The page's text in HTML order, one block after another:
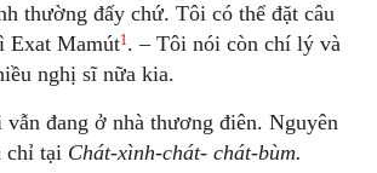
thường đấy chứ. Tôi có thể đặt câu
Exat Mamút1 . – Tôi nói còn chí lý và
nghị sĩ nữa kia.
vẫn đang ở nhà thương điên. Nguyên
chỉ tại Chát-xình-chát- chát-bùm.